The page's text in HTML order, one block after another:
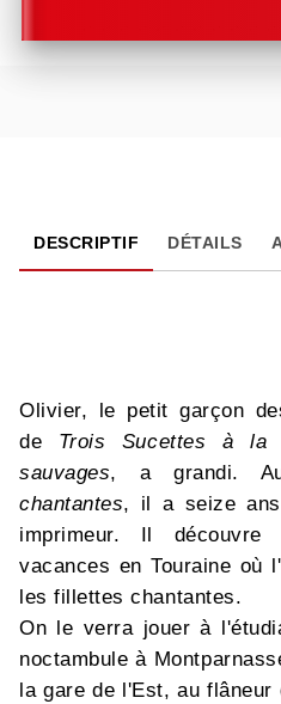
DESCRIPTIF DÉTAILS
Olivier, le petit garçon
de Trois Sucettes à la
sauvages, a grandi.
chantantes, il a seize
imprimeur. Il
vacances en Touraine où
les fillettes chantantes.
On le verra jouer à
noctambule à
la gare de l'Est, au